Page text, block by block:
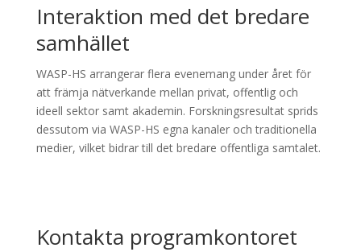
Interaktion med det bredare
samhället
WASP-HS arrangerar flera evenemang under året för
att främja nätverkande mellan privat, offentlig och
ideell sektor samt akademin. Forskningsresultat sprids
dessutom via WASP-HS egna kanaler och traditionella
medier, vilket bidrar till det bredare offentliga samtalet.
Kontakta programkontoret